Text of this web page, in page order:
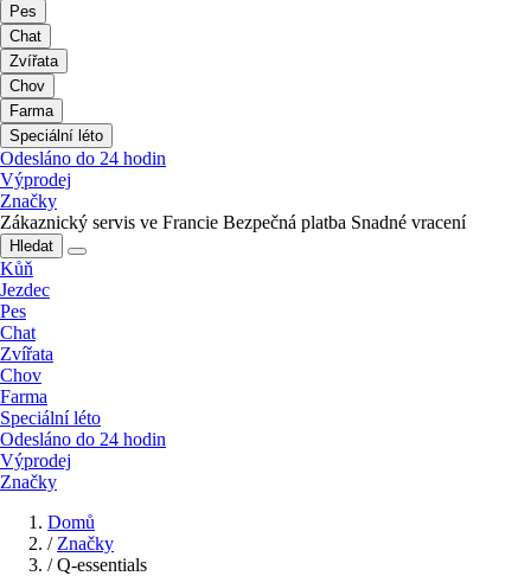
Pes
Chat
Zvířata
Chov
Farma
Speciální léto
Odesláno do 24 hodin
Výprodej
Značky
Zákaznický servis ve Francie Bezpečná platba Snadné vracení
Hledat
Kůň
Jezdec
Pes
Chat
Zvířata
Chov
Farma
Speciální léto
Odesláno do 24 hodin
Výprodej
Značky
Domů
/ Značky
/ Q-essentials